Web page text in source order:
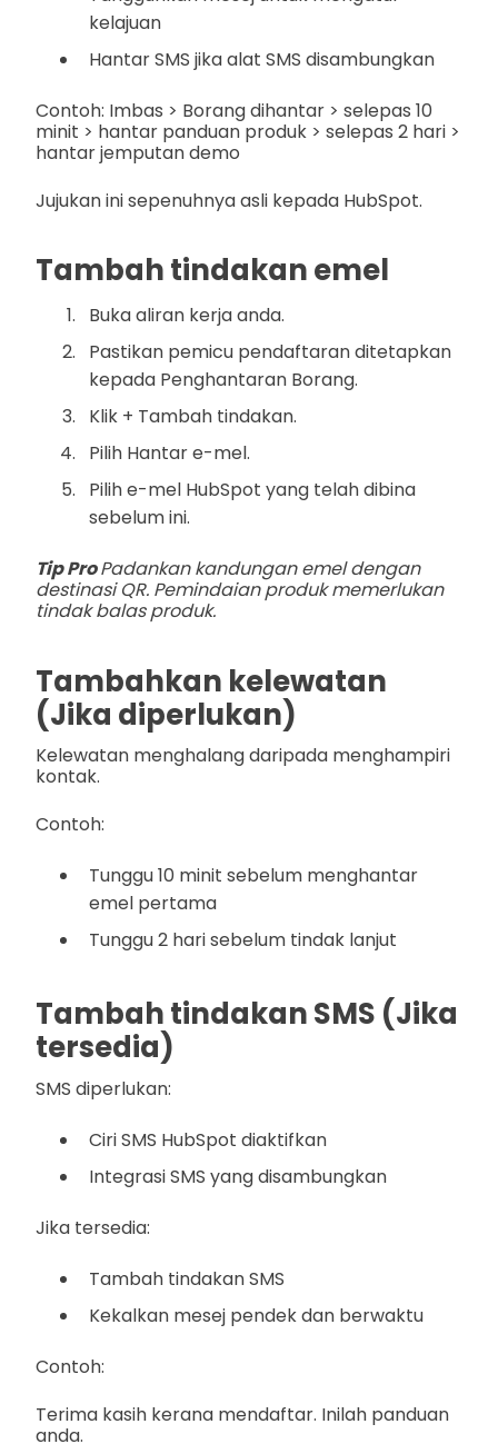
kelajuan
Hantar SMS jika alat SMS disambungkan
Contoh: Imbas > Borang dihantar > selepas 10
minit > hantar panduan produk > selepas 2 hari >
hantar jemputan demo
Jujukan ini sepenuhnya asli kepada HubSpot.
Tambah tindakan emel
Buka aliran kerja anda.
Pastikan pemicu pendaftaran ditetapkan
kepada Penghantaran Borang.
Klik + Tambah tindakan.
Pilih Hantar e-mel.
Pilih e-mel HubSpot yang telah dibina
sebelum ini.
Tip ProPadankan kandungan emel dengan
destinasi QR. Pemindaian produk memerlukan
tindak balas produk.
Tambahkan kelewatan
(Jika diperlukan)
Kelewatan menghalang daripada menghampiri
kontak.
Contoh:
Tunggu 10 minit sebelum menghantar
emel pertama
Tunggu 2 hari sebelum tindak lanjut
Tambah tindakan SMS (Jika
tersedia)
SMS diperlukan:
Ciri SMS HubSpot diaktifkan
Integrasi SMS yang disambungkan
Jika tersedia:
Tambah tindakan SMS
Kekalkan mesej pendek dan berwaktu
Contoh:
Terima kasih kerana mendaftar. Inilah panduan
anda.